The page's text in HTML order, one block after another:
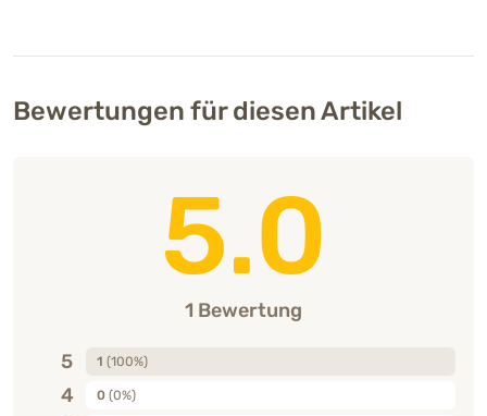
Bewertungen für diesen Artikel
5.0
1 Bewertung
5 1 (100%)
4 0 (0%)